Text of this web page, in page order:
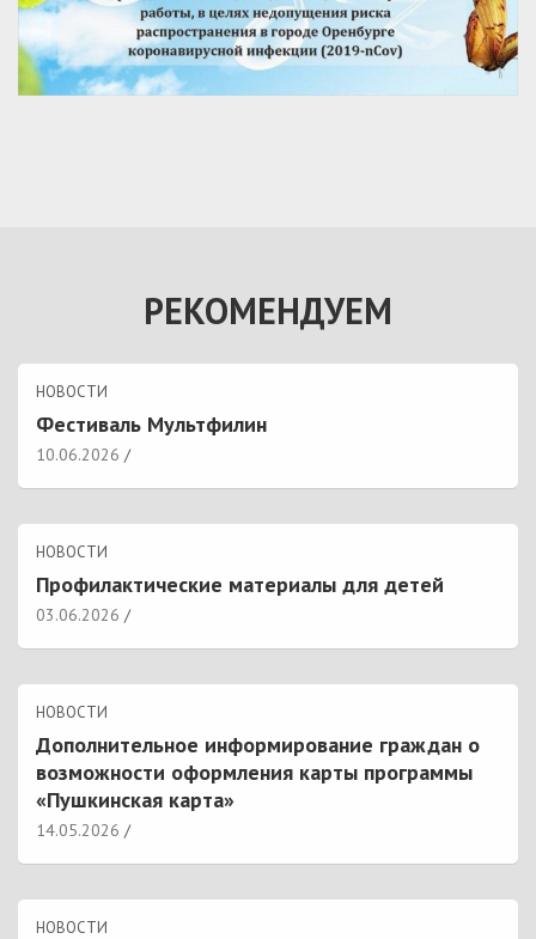
РЕКОМЕНДУЕМ
НОВОСТИ
Фестиваль Мультфилин
10.06.2026
НОВОСТИ
Профилактические материалы для детей
03.06.2026
НОВОСТИ
Дополнительное информирование граждан о
возможности оформления карты программы
«Пушкинская карта»
14.05.2026
НОВОСТИ